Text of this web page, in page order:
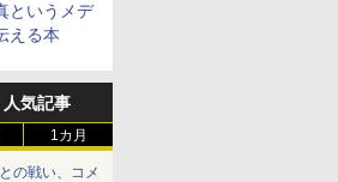
というメデ
える本
気記事
1カ月
の戦い、コメ